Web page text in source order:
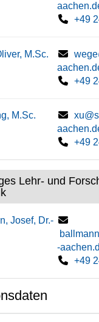
+49
M.Sc.
+49
M.Sc.
+49
Lehr- und
Josef, Dr.-
-
+49